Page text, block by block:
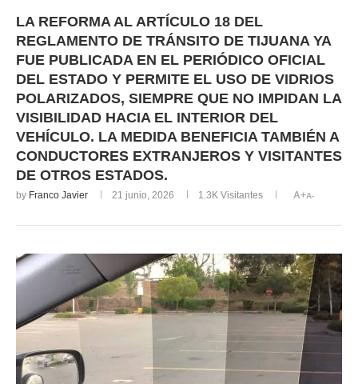
LA REFORMA AL ARTÍCULO 18 DEL
REGLAMENTO DE TRÁNSITO DE TIJUANA YA
FUE PUBLICADA EN EL PERIÓDICO OFICIAL
DEL ESTADO Y PERMITE EL USO DE VIDRIOS
POLARIZADOS, SIEMPRE QUE NO IMPIDAN LA
VISIBILIDAD HACIA EL INTERIOR DEL
VEHÍCULO. LA MEDIDA BENEFICIA TAMBIÉN A
CONDUCTORES EXTRANJEROS Y VISITANTES
DE OTROS ESTADOS.
by Franco Javier 21 junio, 2026 1.3K Visitantes A+A-